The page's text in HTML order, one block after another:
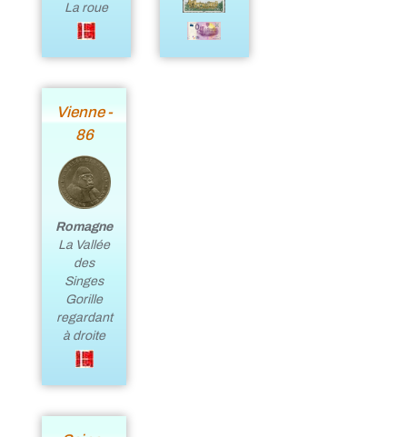
La roue
Vienne -
86
Romagne
La Vallée
des
Singes
Gorille
regardant
à droite